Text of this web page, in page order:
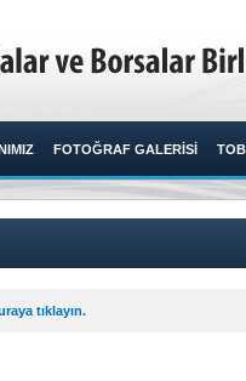
FOTOĞRAF GALERİSİ
tıklayın.